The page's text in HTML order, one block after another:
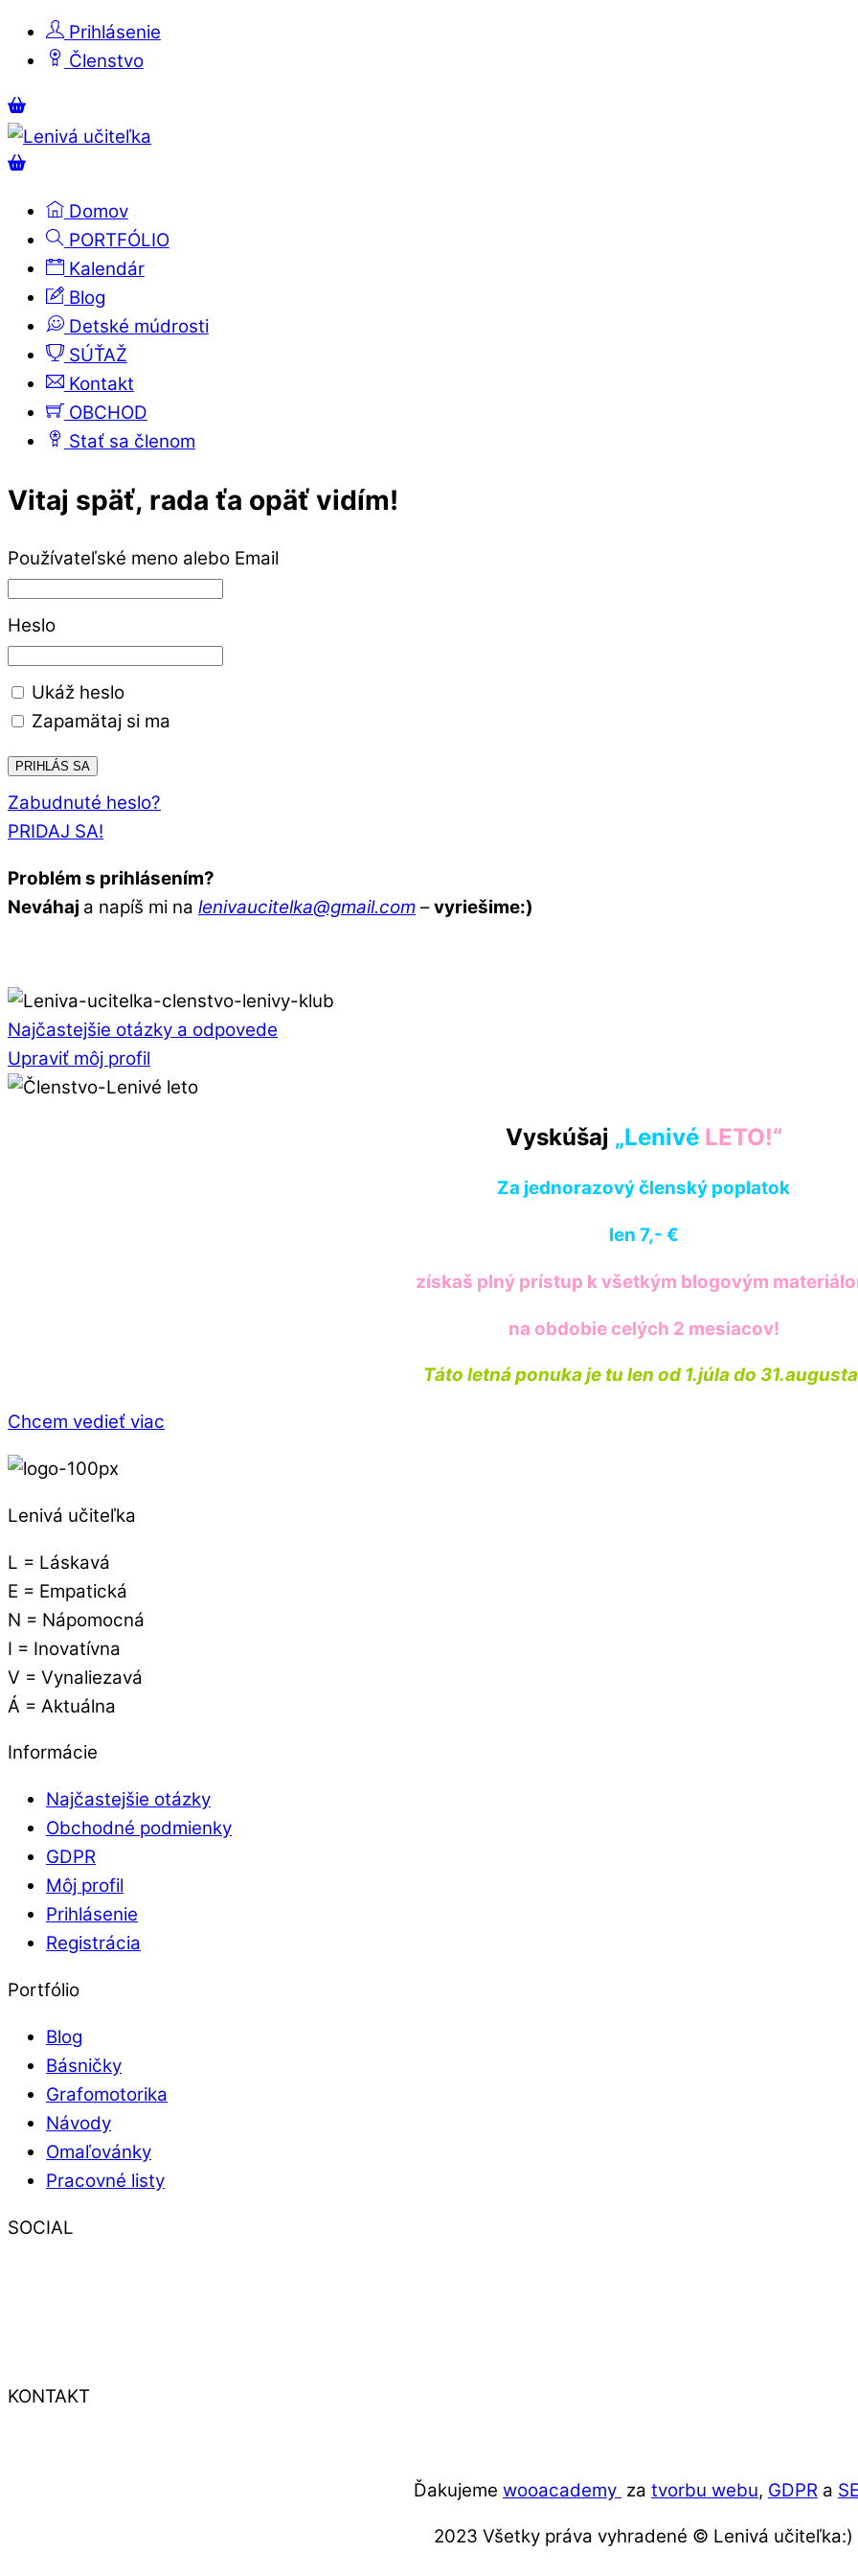
Skip
Prihlásenie
Členstvo
Menu
Košík
Košík
Domov
PORTFÓLIO
Kalendár
Blog
Detské múdrosti
SÚŤAŽ
Kontakt
OBCHOD
Stať sa členom
Close
Menu
Close
Cart
Vitaj späť, rada ťa opäť vidím!
Používateľské meno alebo Email
Heslo
Ukáž heslo
Zapamätaj si ma
Zabudnuté heslo?
PRIDAJ SA!
Problém s prihlásením?
Neváhaj a napíš mi na lenivaucitelka@gmail.com –vyriešime:)
Najčastejšie otázky a odpovede
Upraviť môj profil
Vyskúšaj „Lenivé LETO!“
Za jednorazový členský poplatok
len 7,- €
získaš plný prístup k všetkým blogovým
na obdobie celých 2 mesiacov!
Táto letná ponuka je tu len od 1.júla do
Chcem vedieť viac
Lenivá učiteľka
L = Láskavá
E = Empatická
N = Nápomocná
I = Inovatívna
V = Vynaliezavá
Á = Aktuálna
Informácie
Najčastejšie otázky
Obchodné podmienky
GDPR
Môj profil
Prihlásenie
Registrácia
Portfólio
Blog
Básničky
Grafomotorika
Návody
Omaľovánky
Pracovné listy
SOCIAL
KONTAKT
Ďakujeme wooacademy za tvorbu webu, GDPR a
2023 Všetky práva vyhradené © Lenivá učiteľka:)